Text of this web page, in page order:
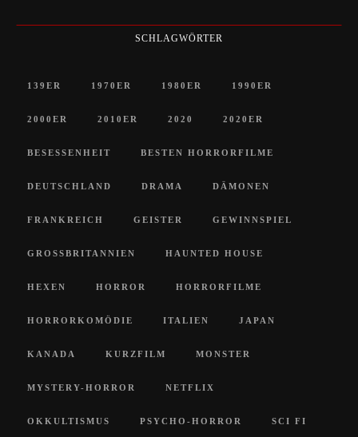
SCHLAGWÖRTER
139ER 1970ER 1980ER 1990ER
2000ER 2010ER 2020 2020ER
BESESSENHEIT BESTEN HORRORFILME
DEUTSCHLAND DRAMA DÄMONEN
FRANKREICH GEISTER GEWINNSPIEL
GROSSBRITANNIEN HAUNTED HOUSE
HEXEN HORROR HORRORFILME
HORRORKOMÖDIE ITALIEN JAPAN
KANADA KURZFILM MONSTER
MYSTERY-HORROR NETFLIX
OKKULTISMUS PSYCHO-HORROR SCI FI